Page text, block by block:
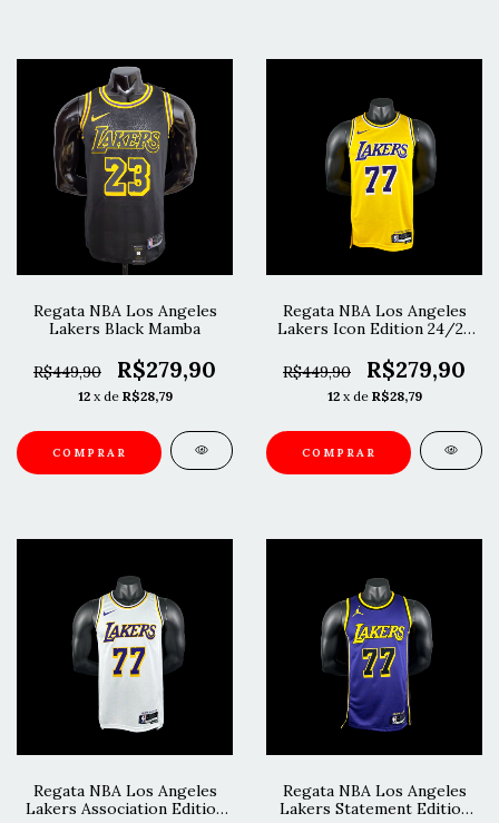
Regata NBA Los Angeles
Lakers Black Mamba
R$449,90 R$279,90
12 x de R$28,79
COMPRAR
Regata NBA Los Angeles
Lakers Icon Edition 24/25
R$449,90
R$279,90
12 x de R$28,79
COMPRAR
Regata NBA Los Angeles
Lakers Association Edition
Regata NBA Los Angeles
Lakers Statement Edition